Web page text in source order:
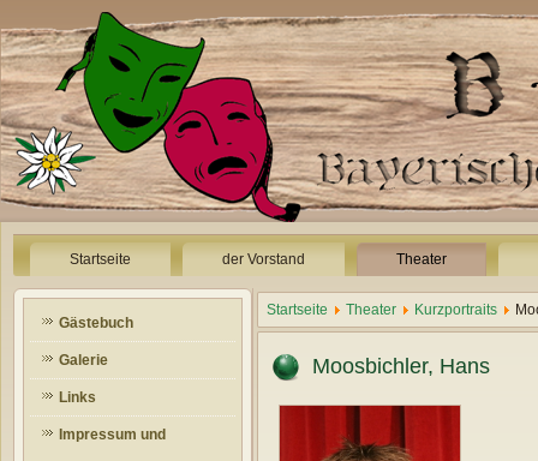
Startseite der Vorstand Theater
Gästebuch
Galerie
Links
Impressum und
Startseite Theater Kurzportraits
Moosbichler, Hans